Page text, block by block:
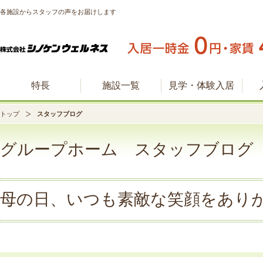
各施設からスタッフの声をお届けします
特長 施設一覧 見学・体験入居
トップ スタッフブログ
グループホーム スタッフブログ
母の日、いつも素敵な笑顔をあり